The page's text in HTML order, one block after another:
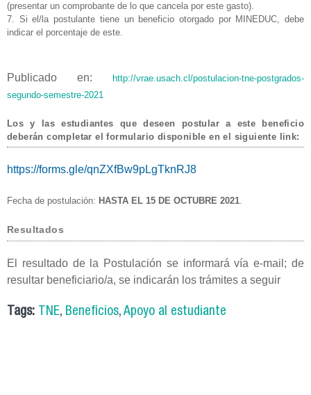
(presentar un comprobante de lo que cancela por este gasto).
7. Si el/la postulante tiene un beneficio otorgado por MINEDUC, debe
indicar el porcentaje de este.
Publicado en:
http://vrae.usach.cl/postulacion-tne-postgrados-
segundo-semestre-2021
Los y las estudiantes que deseen postular a este beneficio
deberán completar el formulario disponible en el siguiente link:
https://forms.gle/qnZXfBw9pLgTknRJ8
Fecha de postulación: HASTA EL 15 DE OCTUBRE 2021.
Resultados
El resultado de la Postulación se informará vía e-mail; de
resultar beneficiario/a, se indicarán los trámites a seguir
Tags: TNE, Beneficios, Apoyo al estudiante